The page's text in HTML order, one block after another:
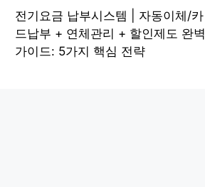
전기요금 납부시스템 | 자동이체/카
드납부 + 연체관리 + 할인제도 완벽
가이드: 5가지 핵심 전략